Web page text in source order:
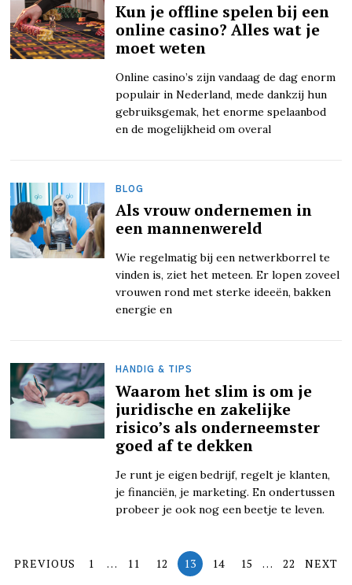
Kun je offline spelen bij een
online casino? Alles wat je
moet weten
Online casino’s zijn vandaag de dag enorm
populair in Nederland, mede dankzij hun
gebruiksgemak, het enorme spelaanbod
en de mogelijkheid om overal
BLOG
Als vrouw ondernemen in
een mannenwereld
Wie regelmatig bij een netwerkborrel te
vinden is, ziet het meteen. Er lopen zoveel
vrouwen rond met sterke ideeën, bakken
energie en
HANDIG & TIPS
Waarom het slim is om je
juridische en zakelijke
risico’s als onderneemster
goed af te dekken
Je runt je eigen bedrijf, regelt je klanten,
je financiën, je marketing. En ondertussen
probeer je ook nog een beetje te leven.
PREVIOUS 1 … 11 12 13 14 15 … 22 NEXT